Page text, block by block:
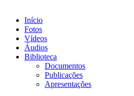
Início
Fotos
Vídeos
Áudios
Biblioteca
Documentos
Publicações
Apresentações